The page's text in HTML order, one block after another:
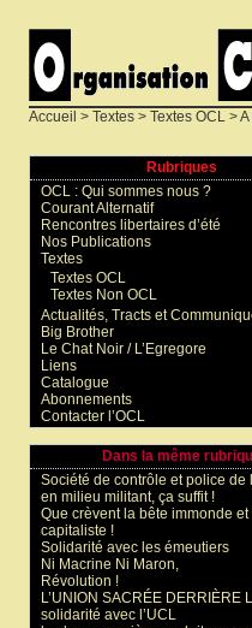
Accueil > Textes > Textes OCL >
Rubriques
OCL : Qui sommes nous ?
Courant Alternatif
Rencontres libertaires d’été
Nos Publications
Textes
Textes OCL
Textes Non OCL
Actualités, Tracts et
Big Brother
Le Chat Noir / L’Egregore
Liens
Catalogue
Abonnements
Contacter l’OCL
Dans la même
Société de contrôle et police de
en milieu militant, ça suffit !
Que crèvent la bête immonde
capitaliste !
Solidarité avec les émeutiers
Ni Macrine Ni Maron,
Révolution !
L’UNION SACRÉE DERRIÈRE
solidarité avec l’UCL